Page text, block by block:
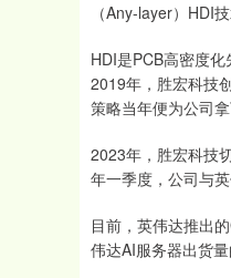
（Any-layer）HDI
HDI是PCB高密度
2019年，胜宏科技
策略当年便为公司
2023年，胜宏科技
年一季度，公司与
目前，英伟达推出
伟达AI服务器出货